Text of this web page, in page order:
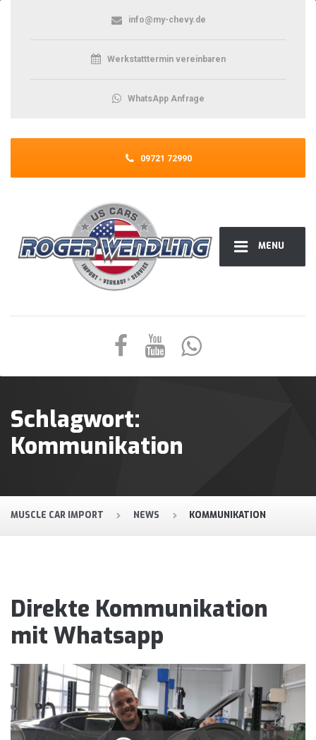
MENU
info@my-chevy.de
Werkstatttermin vereinbaren
WhatsApp Anfrage
09721 72990
Schlagwort:
Kommunikation
MUSCLE CAR IMPORT NEWS KOMMUNIKATION
Direkte Kommunikation
mit Whatsapp